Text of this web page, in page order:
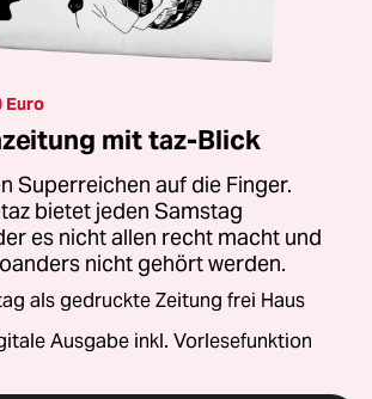
Euro
mit taz-Blick
Superreichen auf die Finger.
bietet jeden Samstag
es nicht allen recht macht und
nicht gehört werden.
als gedruckte Zeitung frei Haus
Ausgabe inkl. Vorlesefunktion